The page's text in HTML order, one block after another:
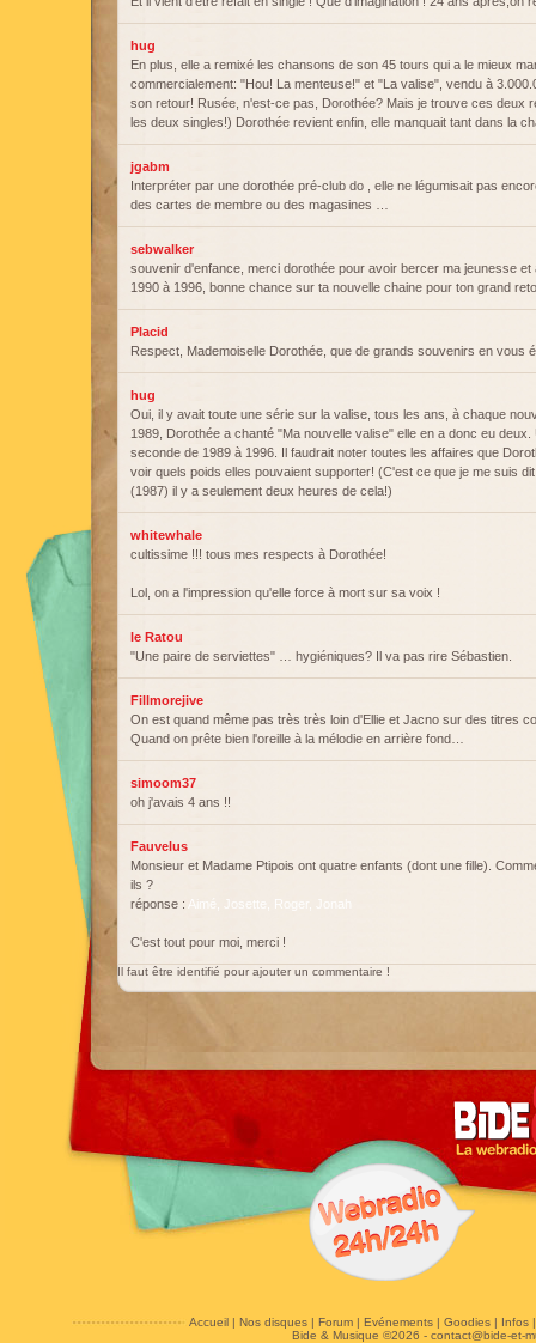
hug
En plus, elle a remixé les chansons de son 45 tours qui a le mieux
commercialement: "Hou! La menteuse!" et "La valise", vendu à
son retour! Rusée, n'est-ce pas, Dorothée? Mais je trouve ces deux
les deux singles!) Dorothée revient enfin, elle manquait tant dans la
jgabm
Interpréter par une dorothée pré-club do , elle ne légumisait pas
des cartes de membre ou des magasines …
sebwalker
souvenir d'enfance, merci dorothée pour avoir bercer ma jeunesse et
1990 à 1996, bonne chance sur ta nouvelle chaine pour ton grand
Placid
Respect, Mademoiselle Dorothée, que de grands souvenirs en vous
hug
Oui, il y avait toute une série sur la valise, tous les ans, à chaque
1989, Dorothée a chanté "Ma nouvelle valise" elle en a donc eu
seconde de 1989 à 1996. Il faudrait noter toutes les affaires que
voir quels poids elles pouvaient supporter! (C'est ce que je me suis
(1987) il y a seulement deux heures de cela!)
whitewhale
cultissime !!! tous mes respects à Dorothée!
Lol, on a l'impression qu'elle force à mort sur sa voix !
le Ratou
"Une paire de serviettes" … hygiéniques? Il va pas rire Sébastien.
Fillmorejive
On est quand même pas très très loin d'Ellie et Jacno sur des titres
Quand on prête bien l'oreille à la mélodie en arrière fond…
simoom37
oh j'avais 4 ans !!
Fauvelus
Monsieur et Madame Ptipois ont quatre enfants (dont une fille).
ils ?
réponse : Aimé, Josette, Roger, Jonah
C'est tout pour moi, merci !
Il faut être identifié pour ajouter un commentaire !
Accueil| Nos disques| Forum| Evénements| Goodies| Infos
Bide & Musique ©2026 - contact@bide-et-